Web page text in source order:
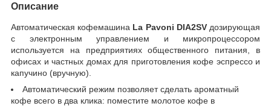
Описание
Автоматическая кофемашина La Pavoni DIA2SVдозирующая
с электронным управлением и микропроцессором
используется на предприятиях общественного питания, в
офисах и частных домах для приготовления кофе эспрессо и
капучино (вручную).
Автоматический режим позволяет сделать ароматный
кофе всего в два клика: поместите молотое кофе в